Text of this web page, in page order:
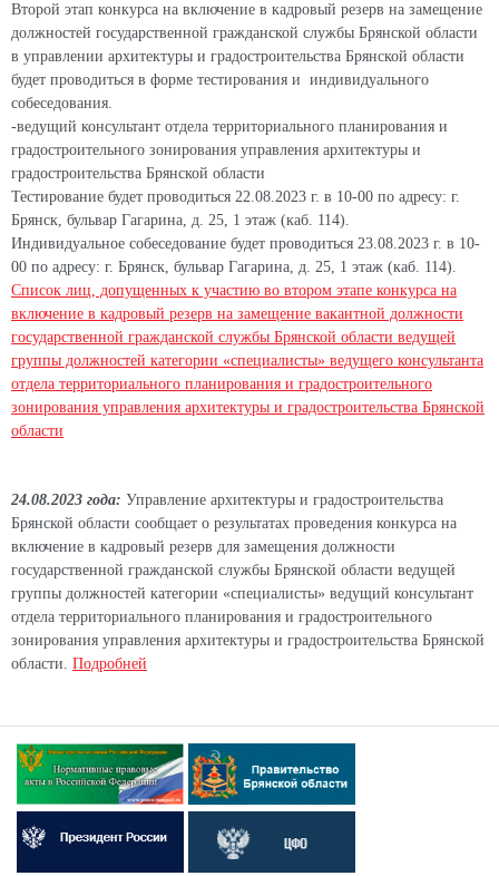
Второй этап конкурса на включение в кадровый резерв на замещение
должностей государственной гражданской службы Брянской области
в управлении архитектуры и градостроительства Брянской области
будет проводиться в форме тестирования и индивидуального
собеседования.
-ведущий консультант отдела территориального планирования и
градостроительного зонирования управления архитектуры и
градостроительства Брянской области
Тестирование будет проводиться 22.08.2023 г. в 10-00 по адресу: г.
Брянск, бульвар Гагарина, д. 25, 1 этаж (каб. 114).
Индивидуальное собеседование будет проводиться 23.08.2023 г. в 10-
00 по адресу: г. Брянск, бульвар Гагарина, д. 25, 1 этаж (каб. 114).
Список лиц, допущенных к участию во втором этапе конкурса на
включение в кадровый резерв на замещение вакантной должности
государственной гражданской службы Брянской области ведущей
группы должностей категории «специалисты» ведущего консультанта
отдела территориального планирования и градостроительного
зонирования управления архитектуры и градостроительства Брянской
области
24.08.2023 года: Управление архитектуры и градостроительства
Брянской области сообщает о результатах проведения конкурса на
включение в кадровый резерв для замещения должности
государственной гражданской службы Брянской области ведущей
группы должностей категории «специалисты» ведущий консультант
отдела территориального планирования и градостроительного
зонирования управления архитектуры и градостроительства Брянской
области. Подробней